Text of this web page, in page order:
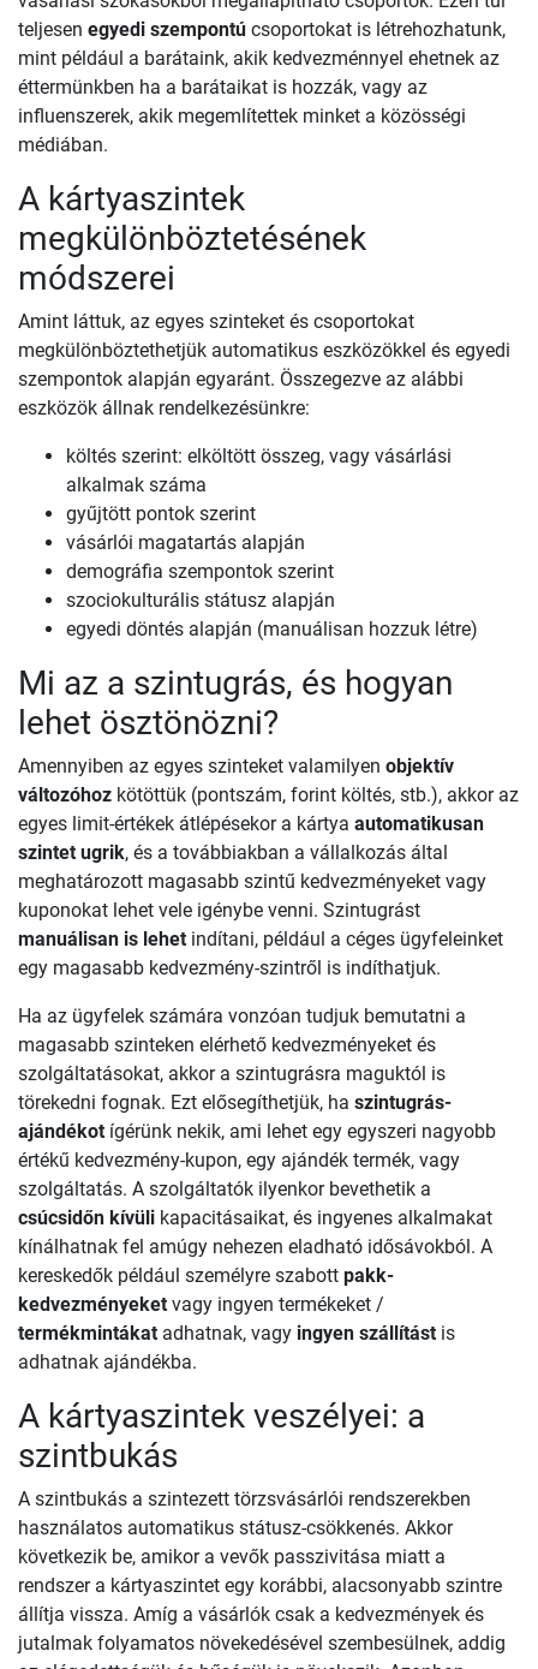
teljesen egyedi szempontú csoportokat is létrehozhatunk,
mint például a barátaink, akik kedvezménnyel ehetnek az
éttermünkben ha a barátaikat is hozzák, vagy az
influenszerek, akik megemlítettek minket a közösségi
médiában.
A kártyaszintek
megkülönböztetésének
módszerei
Amint láttuk, az egyes szinteket és csoportokat
megkülönböztethetjük automatikus eszközökkel és egyedi
szempontok alapján egyaránt. Összegezve az alábbi
eszközök állnak rendelkezésünkre:
költés szerint: elköltött összeg, vagy vásárlási
alkalmak száma
gyűjtött pontok szerint
vásárlói magatartás alapján
demográfia szempontok szerint
szociokulturális státusz alapján
egyedi döntés alapján (manuálisan hozzuk létre)
Mi az a szintugrás, és hogyan
lehet ösztönözni?
Amennyiben az egyes szinteket valamilyen objektív
változóhoz kötöttük (pontszám, forint költés, stb.), akkor az
egyes limit-értékek átlépésekor a kártya automatikusan
szintet ugrik, és a továbbiakban a vállalkozás által
meghatározott magasabb szintű kedvezményeket vagy
kuponokat lehet vele igénybe venni. Szintugrást
manuálisan is lehet indítani, például a céges ügyfeleinket
egy magasabb kedvezmény-szintről is indíthatjuk.
Ha az ügyfelek számára vonzóan tudjuk bemutatni a
magasabb szinteken elérhető kedvezményeket és
szolgáltatásokat, akkor a szintugrásra maguktól is
törekedni fognak. Ezt elősegíthetjük, ha szintugrás-
ajándékot ígérünk nekik, ami lehet egy egyszeri nagyobb
értékű kedvezmény-kupon, egy ajándék termék, vagy
szolgáltatás. A szolgáltatók ilyenkor bevethetik a
csúcsidőn kívüli kapacitásaikat, és ingyenes alkalmakat
kínálhatnak fel amúgy nehezen eladható idősávokból. A
kereskedők például személyre szabott pakk-
kedvezményeket vagy ingyen termékeket /
termékmintákat adhatnak, vagy ingyen szállítást is
adhatnak ajándékba.
A kártyaszintek veszélyei: a
szintbukás
A szintbukás a szintezett törzsvásárlói rendszerekben
használatos automatikus státusz-csökkenés. Akkor
következik be, amikor a vevők passzivitása miatt a
rendszer a kártyaszintet egy korábbi, alacsonyabb szintre
állítja vissza. Amíg a vásárlók csak a kedvezmények és
jutalmak folyamatos növekedésével szembesülnek, addig